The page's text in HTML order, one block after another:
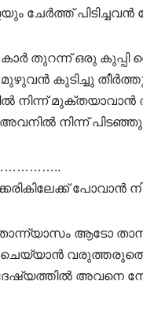
ചേർത്ത് പിടിച്ചവൻ
തുറന്ന് ഒരു
മുഴുവൻ കുടിച്ചു
നിന്ന്
നിന്ന് പിടഞ്ഞു
പോവാൻ
ആടോ
അവനെ